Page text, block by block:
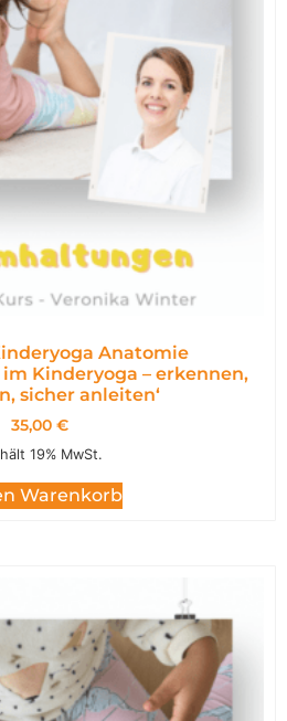
Anatomie
Kinderyoga – erkennen,
sicher anleiten‘
35,00 €
19% MwSt.
Warenkorb